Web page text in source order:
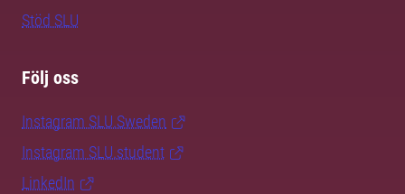
Stöd SLU
Följ oss
Instagram SLU.Sweden
Instagram SLU.student
LinkedIn